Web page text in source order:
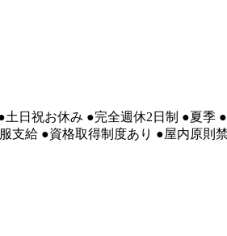
日祝お休み ●完全週休2日制 ●夏
支給 ●資格取得制度あり ●屋内原則